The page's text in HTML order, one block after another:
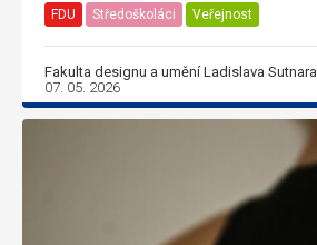
FDU Středoškoláci Veřejnost
Fakulta designu a umění Ladislava Sutnara
07. 05. 2026